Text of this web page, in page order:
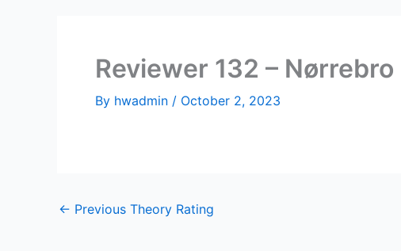
Reviewer 132 – Nørrebro
By hwadmin / October 2, 2023
← Previous Theory Rating